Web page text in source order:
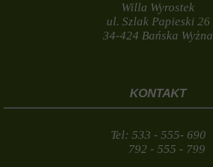
KONTAKT
Tel: 533 - 555- 690
792 - 555 - 799
Willa Wyrostek
ul. Szlak Papieski 26
34-424 Bańska Wyżna